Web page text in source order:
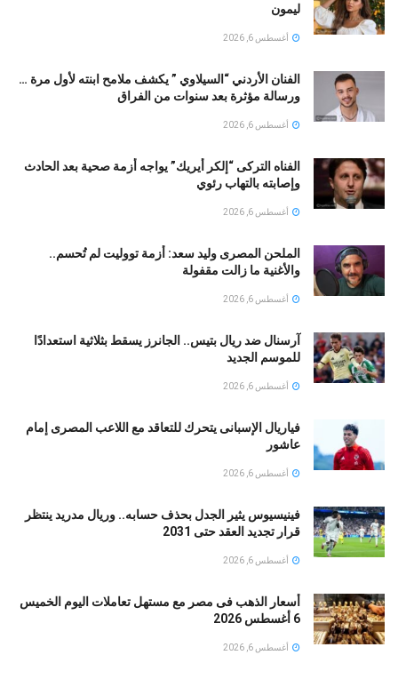
ليمون ‏
أغسطس 6, 2026
الفنان الأردني “السيلاوي ” يكشف ملامح ابنته لأول مرة …
ورسالة مؤثرة بعد سنوات من الفراق
أغسطس 6, 2026
الفناه التركى “إلكر أيريك” يواجه أزمة صحية بعد الحادث
وإصابته بالتهاب رئوي
أغسطس 6, 2026
الملحن المصرى وليد سعد: أزمة تووليت لم تُحسم..
والأغنية ما زالت مقفولة
أغسطس 6, 2026
آرسنال ضد ريال بتيس.. الجانرز يسقط بثلاثية استعدادًا
للموسم الجديد
أغسطس 6, 2026
فياريال الإسبانى يتحرك للتعاقد مع اللاعب المصرى إمام
عاشور
أغسطس 6, 2026
فينيسيوس يثير الجدل بحذف حسابه.. وريال مدريد ينتظر
قرار تجديد العقد حتى 2031
أغسطس 6, 2026
أسعار الذهب فى مصر مع مستهل تعاملات اليوم الخميس
6 أغسطس 2026
أغسطس 6, 2026